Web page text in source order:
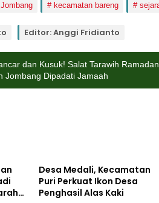
Jombang kecamatan bareng
Editor: Anggi Fridianto
dan Kusuk! Salat Tarawih
Jombang Dipadati Jamaah
Desa Medali, Kecamatan
Puri Perkuat Ikon Desa
Penghasil Alas Kaki
Asal-Usul